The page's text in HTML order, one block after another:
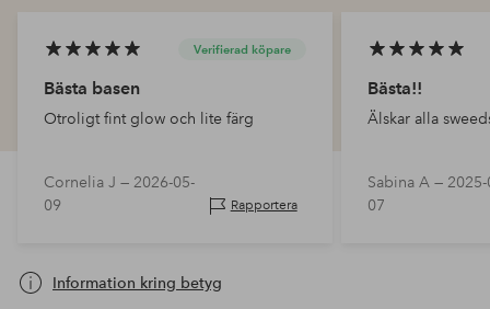
Verifierad köpare
Bästa basen
Otroligt fint glow och lite färg
Cornelia J — 2026-05-
09
Rapportera
Bästa!!
Älskar alla
Sabina A — 2025-
07
Information kring betyg